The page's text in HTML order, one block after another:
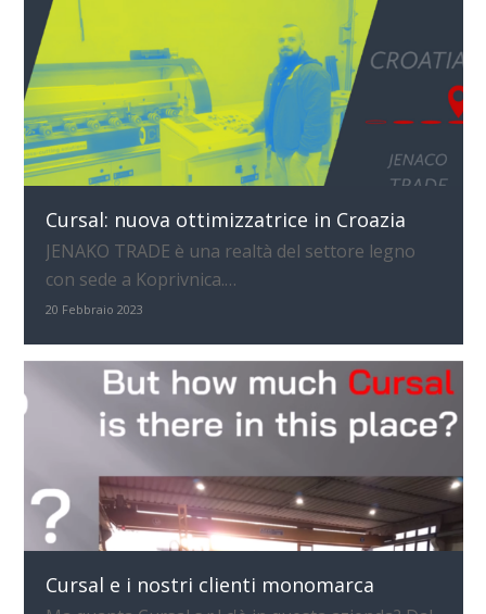
Cursal: nuova ottimizzatrice in Croazia
JENAKO TRADE è una realtà del settore legno
con sede a Koprivnica.…
20 Febbraio 2023
Cursal e i nostri clienti monomarca